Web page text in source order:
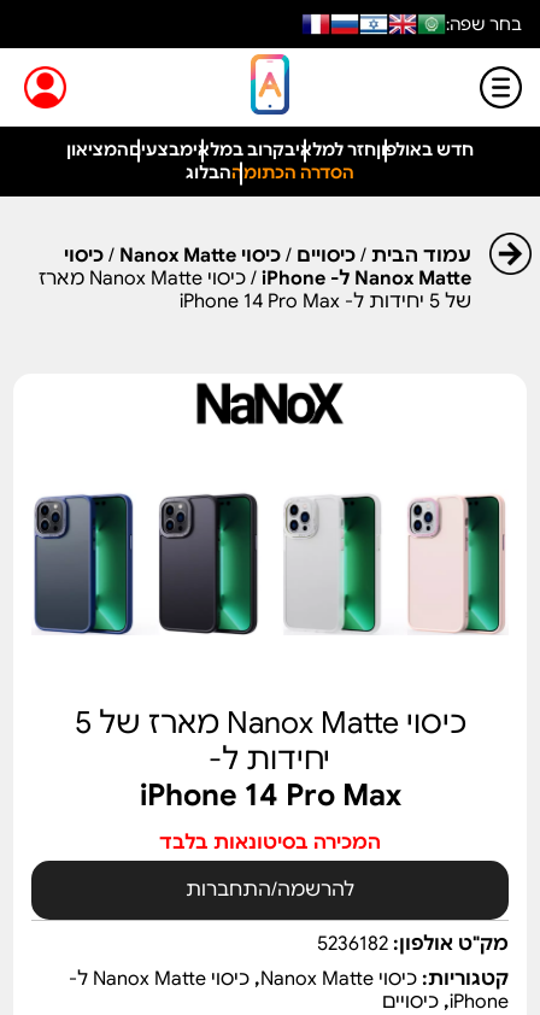
בחר שפה:
חדש באולפוןחזר למלאיבקרוב במלאימבצעיםהמציאון
הסדרה הכתומההבלוג
עמוד הבית/ כיסויים / כיסוי Nanox Matte / כיסוי
Nanox Matte ל- iPhone
/ כיסוי Nanox Matte מארז
של 5 יחידות ל- iPhone 14 Pro Max
כיסוי Nanox Matte מארז של 5
יחידות ל-
iPhone 14 Pro Max
המכירה בסיטונאות בלבד
להרשמה/התחברות
מק"ט אולפון:5236182
קטגוריות:כיסוי Nanox Matte ,
כיסוי Nanox Matte ל-
iPhone
,כיסויים